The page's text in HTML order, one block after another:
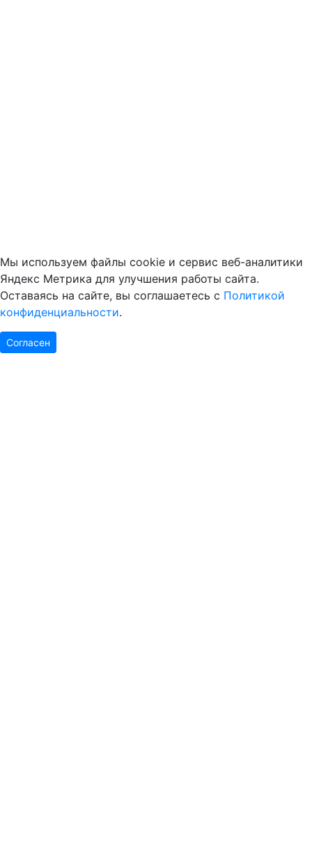
Мы используем файлы cookie и сервис веб-аналитики
Яндекс Метрика для улучшения работы сайта.
Оставаясь на сайте, вы соглашаетесь с Политикой
конфиденциальности.
Согласен